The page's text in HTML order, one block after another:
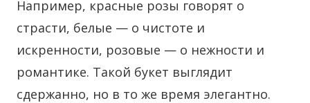
Например, красные розы говорят о
страсти, белые — о чистоте и
искренности, розовые — о нежности и
романтике. Такой букет выглядит
сдержанно, но в то же время элегантно.